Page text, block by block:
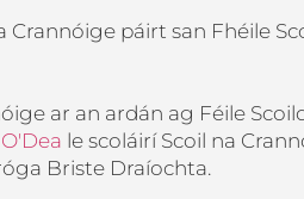
páirt san Fhéile
ar an ardán ag Féile
le scoláirí Scoil na
Briste Draíochta.